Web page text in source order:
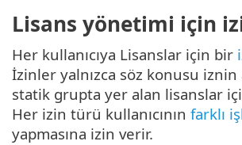
Lisans yönetimi için
Her kullanıcıya Lisanslar için bir
İzinler yalnızca söz konusu iznin
statik grupta yer alan lisanslar
Her izin türü kullanıcının farklı
yapmasına izin verir.